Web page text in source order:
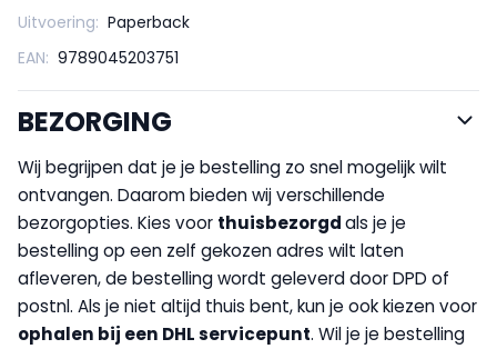
Uitvoering: Paperback
EAN: 9789045203751
BEZORGING
Wij begrijpen dat je je bestelling zo snel mogelijk wilt
ontvangen. Daarom bieden wij verschillende
bezorgopties. Kies voor thuisbezorgdals je je
bestelling op een zelf gekozen adres wilt laten
afleveren, de bestelling wordt geleverd door DPD of
postnl. Als je niet altijd thuis bent, kun je ook kiezen voor
ophalen bij een DHL servicepunt. Wil je je bestelling